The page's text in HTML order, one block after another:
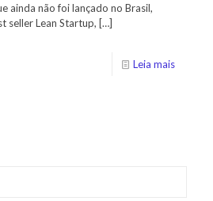
ainda não foi lançado no Brasil,
seller Lean Startup, […]
Leia mais